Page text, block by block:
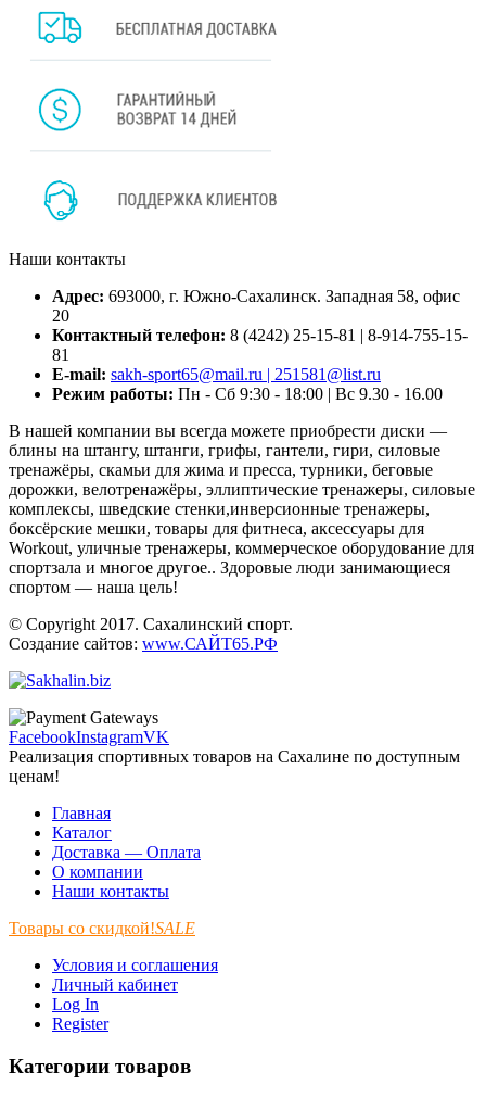
Наши контакты
Адрес: 693000, г. Южно-Сахалинск. Западная 58, офис
20
Контактный телефон: 8 (4242) 25-15-81 | 8-914-755-15-
81
E-mail: sakh-sport65@mail.ru | 251581@list.ru
Режим работы: Пн - Сб 9:30 - 18:00 | Вс 9.30 - 16.00
В нашей компании вы всегда можете приобрести диски —
блины на штангу, штанги, грифы, гантели, гири, силовые
тренажёры, скамьи для жима и пресса, турники, беговые
дорожки, велотренажёры, эллиптические тренажеры, силовые
комплексы, шведские стенки,инверсионные тренажеры,
боксёрские мешки, товары для фитнеса, аксессуары для
Workout, уличные тренажеры, коммерческое оборудование для
спортзала и многое другое.. Здоровые люди занимающиеся
спортом — наша цель!
© Copyright 2017. Сахалинский спорт.
Создание сайтов: www.САЙТ65.РФ
FacebookInstagramVK
Реализация спортивных товаров на Сахалине по доступным
ценам!
Главная
Каталог
Доставка — Оплата
О компании
Наши контакты
Товары со скидкой!SALE
Условия и соглашения
Личный кабинет
Log In
Register
Категории товаров